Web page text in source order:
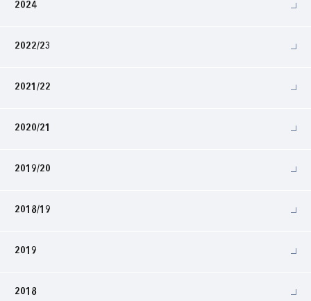
2024
2022/23
2021/22
2020/21
2019/20
2018/19
2019
2018